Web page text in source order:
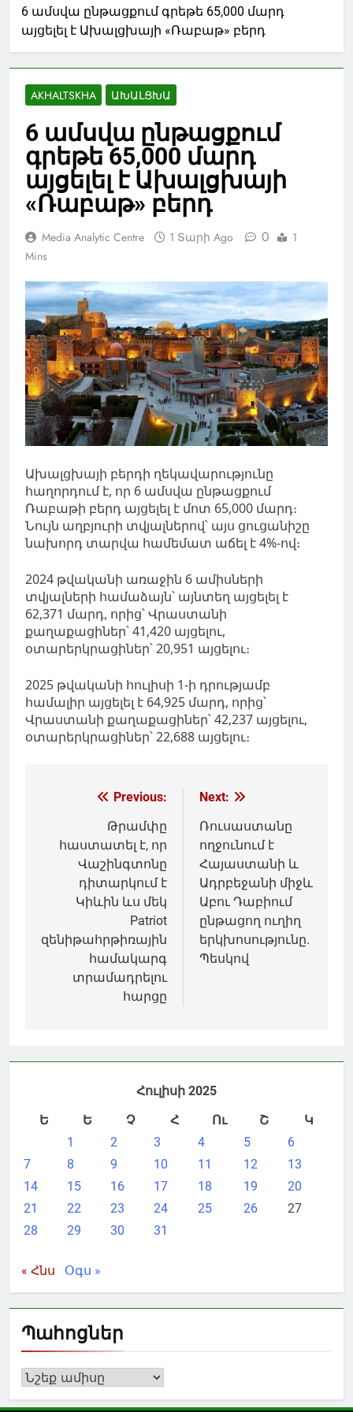
6 ամսվա ընթացքում գրեթե 65,000 մարդ
այցելել է Ախալցխայի «Ռաբաթ» բերդ
AKHALTSKHA ԱԽԱԼՑԽԱ
6 ամսվա ընթացքում
գրեթե 65,000 մարդ
այցելել է Ախալցխայի
«Ռաբաթ» բերդ
Media Analytic Centre 1 Տարի Ago 0
1
Mins
Ախալցխայի բերդի ղեկավարությունը
հաղորդում է, որ 6 ամսվա ընթացքում
Ռաբաթի բերդ այցելել է մոտ 65,000 մարդ։
Նույն աղբյուրի տվյալներով՝ այս ցուցանիշը
նախորդ տարվա համեմատ աճել է 4%-ով։
2024 թվականի առաջին 6 ամիսների
տվյալների համաձայն՝ այնտեղ այցելել է
62,371 մարդ, որից՝ Վրաստանի
քաղաքացիներ՝ 41,420 այցելու,
օտարերկրացիներ՝ 20,951 այցելու։
2025 թվականի հուլիսի 1-ի դրությամբ
համալիր այցելել է 64,925 մարդ, որից՝
Վրաստանի քաղաքացիներ՝ 42,237 այցելու,
օտարերկրացիներ՝ 22,688 այցելու։
Գրառումների
նավարկումը
Previous:
Թրամփը
հաստատել է, որ
Վաշինգտոնը
դիտարկում է
Կիևին ևս մեկ
Patriot
զենիթահրթիռային
համակարգ
տրամադրելու
հարցը
Next:
Ռուսաստանը
ողջունում է
Հայաստանի և
Ադրբեջանի միջև
Աբու Դաբիում
ընթացող ուղիղ
երկխոսությունը.
Պեսկով
Հուլիսի 2025
Ե
Ե Չ Հ Ու Շ
Կ
1
2 3 4 5
6
7
8 9 10 11 12
13
14
15 16 17 18 19
20
21
22 23 24 25 26
27
28
29 30 31
« Հնս Օգս »
Պահոցներ
Պահոցներ